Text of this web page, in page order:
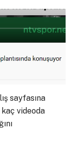
sayfasına
videoda